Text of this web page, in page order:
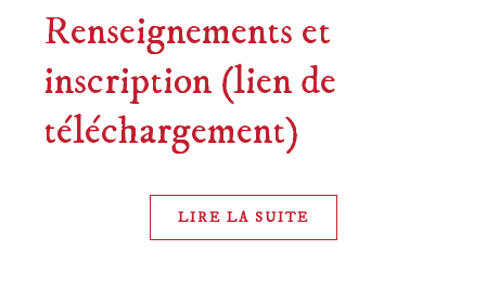
Renseignements et
inscription (lien de
téléchargement)
LIRE LA SUITE